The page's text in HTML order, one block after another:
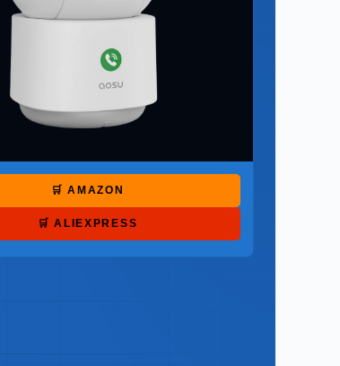
🛒 AMAZON
🛒 ALIEXPRESS